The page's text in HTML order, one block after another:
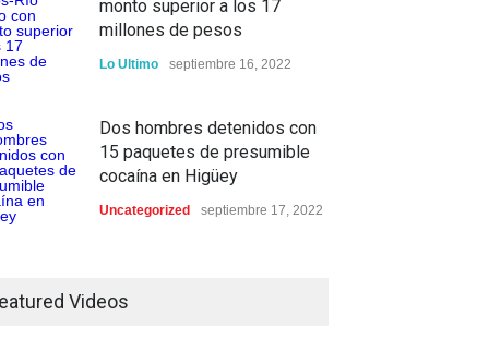
monto superior a los 17
millones de pesos
Lo Ultimo septiembre 16, 2022
Dos hombres detenidos con
15 paquetes de presumible
cocaína en Higüey
Uncategorized septiembre 17, 2022
Videos